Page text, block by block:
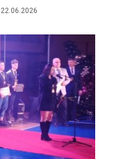
22.06.2026